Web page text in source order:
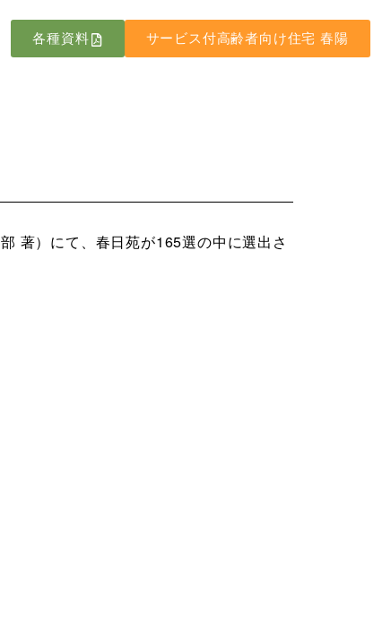
各種資料 サービス付高齢者向け住宅 春陽
著）にて、春日苑が165選の中に選出さ